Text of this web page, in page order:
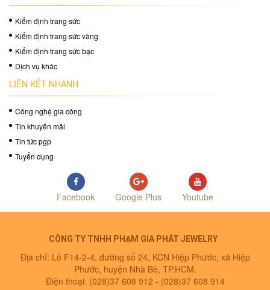
Kiểm định trang sức
Kiểm định trang sức vàng
Kiểm định trang sức bạc
Dịch vụ khác
LIÊN KẾT NHANH
Công nghệ gia công
Tin khuyến mãi
Tin tức pgp
Tuyển dụng
Facebook Google Plus Youtube
CÔNG TY TNHH PHẠM GIA PHÁT JEWELRY
Địa chỉ: Lô F14-2-4, đường số 24, KCN Hiệp Phước, xã Hiệp
Phước, huyện Nhà Bè, TP.HCM.
Điện thoại: (028)37 608 912 - (028)37 608 914